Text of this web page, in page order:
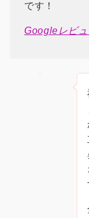
です！
Googleレビ